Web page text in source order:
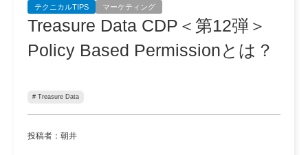
テクニカルTIPS マーケティング
Treasure Data CDP＜第12弾＞
Policy Based Permissionとは？
# Treasure Data
投稿者：朝井